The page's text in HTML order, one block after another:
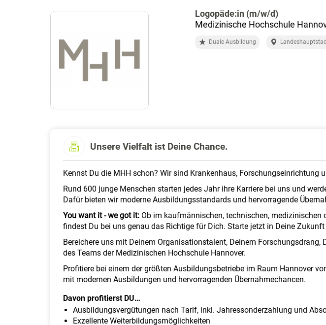
Logopäde:in (m/w/d)
Medizinische Hochschule
Duale Ausbildung
Unsere Vielfalt ist Deine Chance.
Kennst Du die MHH schon? Wir sind Krankenhaus, Forschungseinrichtung
Rund 600 junge Menschen starten jedes Jahr ihre Karriere bei uns und
Dafür bieten wir moderne Ausbildungsstandards und hervorragende
You want it - we got it: Ob im kaufmännischen, technischen,
findest Du bei uns genau das Richtige für Dich. Starte jetzt in Deine
Bereichere uns mit Deinem Organisationstalent, Deinem
des Teams der Medizinischen Hochschule Hannover.
Profitiere bei einem der größten Ausbildungsbetriebe im Raum Hannover
mit modernen Ausbildungen und hervorragenden Übernahmechancen.
Davon profitierst DU…
Ausbildungsvergütungen nach Tarif, inkl. Jahressonderzahlung und
Exzellente Weiterbildungsmöglichkeiten